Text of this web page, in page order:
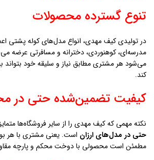
تنوع گسترده محصولات
در تولیدی کیف مهدی، انواع مدل‌های کوله پشتی
مدرسه‌ای، کوهنوردی، دخترانه و مسافرتی عرضه
می‌شود هر مشتری مطابق نیاز و سلیقه خود بتواند
کند.
کیفیت تضمین‌شده حتی در
نکته مهمی که کیف مهدی را از سایر فروشگاه‌ها
حتی در مدل‌های ارزان است. یعنی مشتری با هر
مطمئن است محصولی با دوخت محکم و پارچه